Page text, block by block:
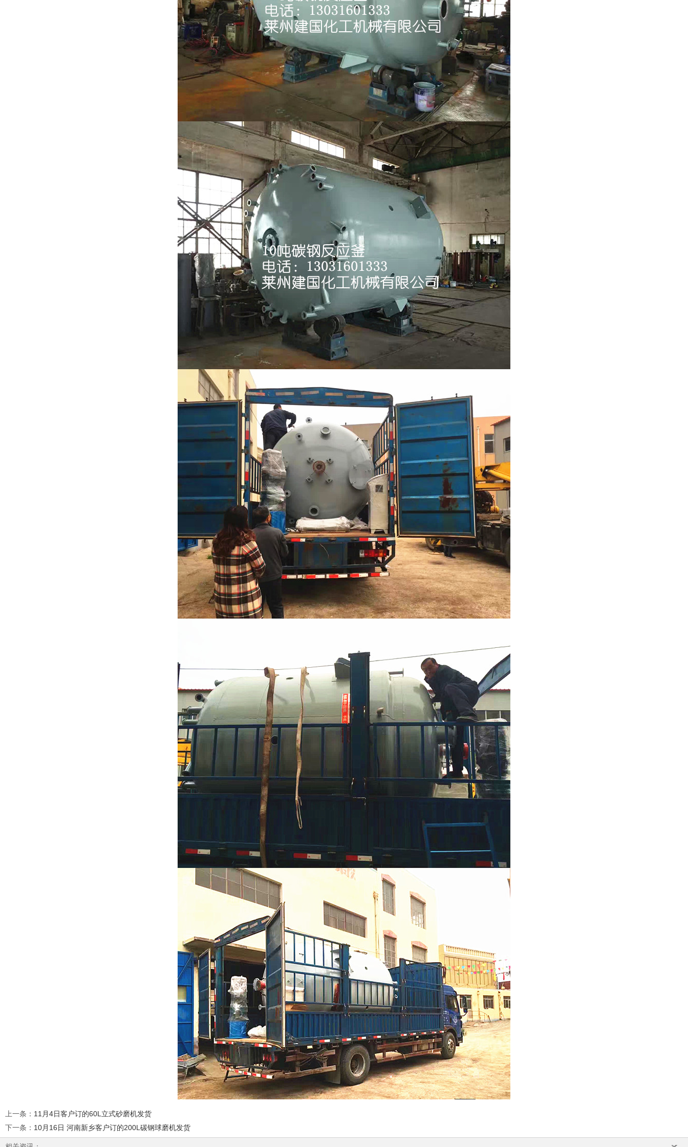
上一条 ： 11月4日客户订的60L立式砂磨机发货
下一条 ： 10月16日 河南新乡客户订的200L碳钢球磨机发货